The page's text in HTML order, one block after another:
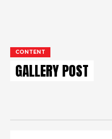
CONTENT
GALLERY POST